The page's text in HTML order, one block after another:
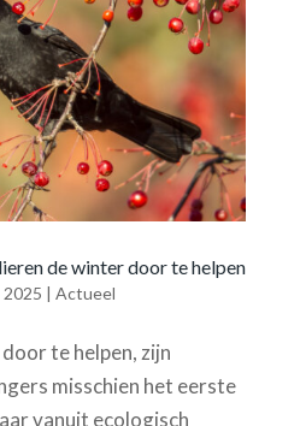
de winter door te helpen
2025 | Actueel
te helpen, zijn
misschien het eerste
vanuit ecologisch